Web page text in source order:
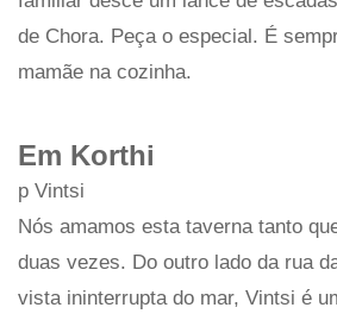
de Chora. Peça o especial. É
mamãe na cozinha.
Em Korthi
p Vintsi
Nós amamos esta taverna tanto
duas vezes. Do outro lado da rua
vista ininterrupta do mar, Vintsi é